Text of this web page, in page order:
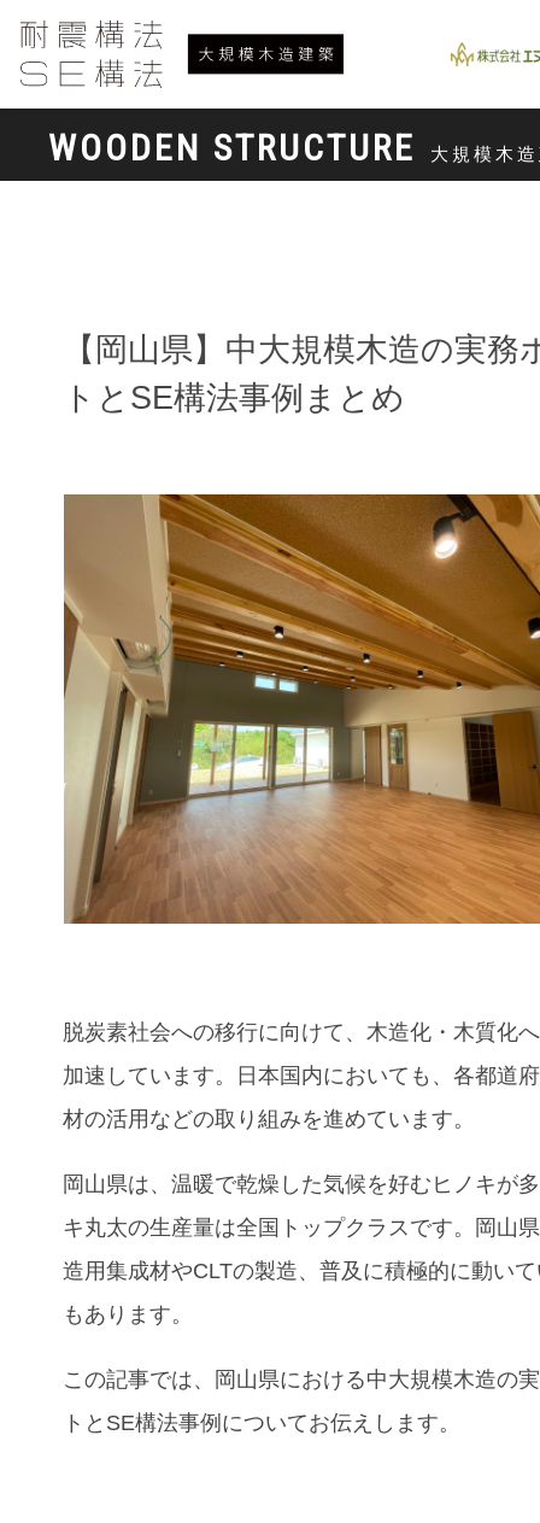
WOODEN STRUCTURE 大規模木
【岡山県】中大規模木造の実務
トとSE構法事例まとめ
脱炭素社会への移行に向けて、木造化・木質化
加速しています。日本国内においても、各都道
材の活用などの取り組みを進めています。
岡山県は、温暖で乾燥した気候を好むヒノキが
キ丸太の生産量は全国トップクラスです。岡山
造用集成材やCLTの製造、普及に積極的に動い
もあります。
この記事では、
岡山県における中大規模木造の
トとSE構法事例 についてお伝えします。